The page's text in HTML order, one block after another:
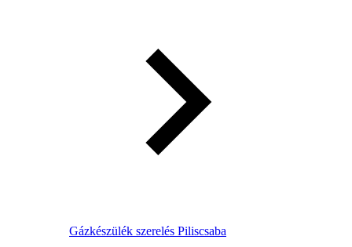
Gázkészülék szerelés Piliscsaba